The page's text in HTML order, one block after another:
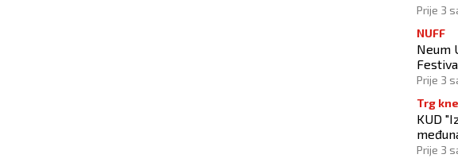
Prije 3
NUFF
Neum
Prije 3
Trg
KUD
Prije 3